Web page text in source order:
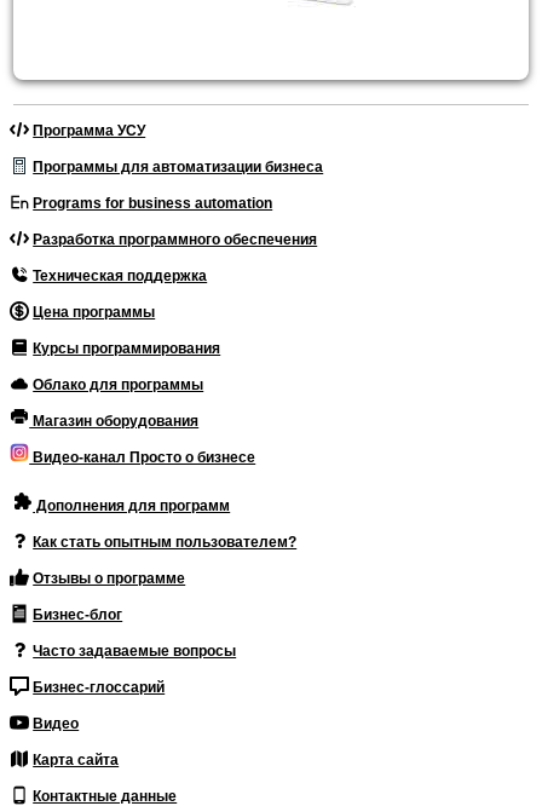
Программа УСУ
Программы для автоматизации бизнеса
Programs for business automation
Разработка программного обеспечения
Техническая поддержка
Цена программы
Курсы программирования
Облако для программы
Магазин оборудования
Видео-канал Просто о бизнесе
Дополнения для программ
Как стать опытным пользователем?
Отзывы о программе
Бизнес-блог
Часто задаваемые вопросы
Бизнес-глоссарий
Видео
Карта сайта
Контактные данные